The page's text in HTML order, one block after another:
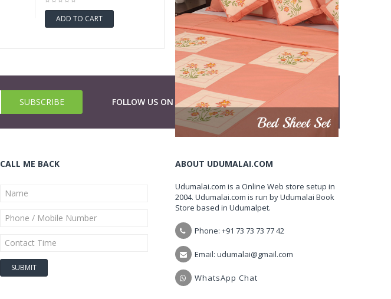
ADD TO CART
FOLLOW US ON
CALL ME BACK ABOUT UDUMALAI.COM
Udumalai.com is a Online Web store setup in
2004. Udumalai.com is run by Udumalai Book
Store based in Udumalpet.
Phone: +91 73 73 73 77 42
Email: udumalai@gmail.com
WhatsApp Chat